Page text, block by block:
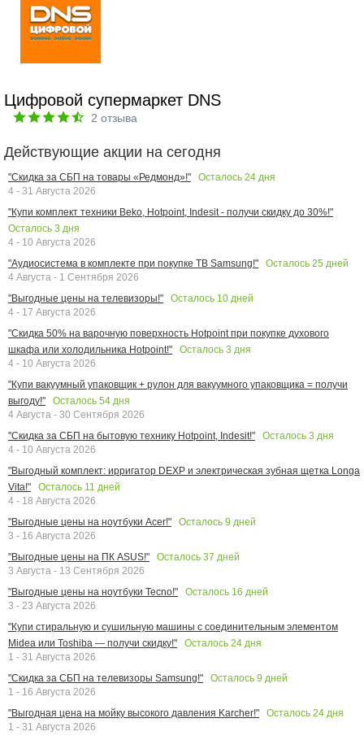
Цифровой супермаркет DNS
2 отзыва
Действующие акции на сегодня
"Скидка за СБП на товары «Редмонд»!" Осталось 24 дня
4 - 31 Августа 2026
"Купи комплект техники Beko, Hotpoint, Indesit - получи скидку до 30%!"
Осталось 3 дня
4 - 10 Августа 2026
"Аудиосистема в комплекте при покупке ТВ Samsung!"
Осталось 25 дней
4 Августа - 1 Сентября 2026
"Выгодные цены на телевизоры!"
Осталось 10 дней
4 - 17 Августа 2026
"Скидка 50% на варочную поверхность Hotpoint при покупке духового
шкафа или холодильника Hotpoint!"
Осталось 3 дня
4 - 10 Августа 2026
"Купи вакуумный упаковщик + рулон для вакуумного упаковщика = получи
выгоду!"
Осталось 54 дня
4 Августа - 30 Сентября 2026
"Скидка за СБП на бытовую технику Hotpoint, Indesit!"
Осталось 3 дня
4 - 10 Августа 2026
"Выгодный комплект: ирригатор DEXP и электрическая зубная щетка Longa
Vita!"
Осталось 11 дней
4 - 18 Августа 2026
"Выгодные цены на ноутбуки Acer!"
Осталось 9 дней
3 - 16 Августа 2026
"Выгодные цены на ПК ASUS!"
Осталось 37 дней
3 Августа - 13 Сентября 2026
"Выгодные цены на ноутбуки Tecno!"
Осталось 16 дней
3 - 23 Августа 2026
"Купи стиральную и сушильную машины с соединительным элементом
Midea или Toshiba — получи скидку!"
Осталось 24 дня
1 - 31 Августа 2026
"Скидка за СБП на телевизоры Samsung!"
Осталось 9 дней
1 - 16 Августа 2026
"Выгодная цена на мойку высокого давления Karcher!"
Осталось 24 дня
1 - 31 Августа 2026